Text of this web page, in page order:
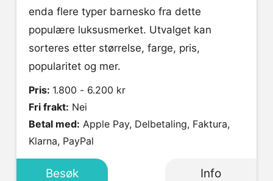
enda flere typer barnesko fra dette
populære luksusmerket. Utvalget kan
sorteres etter størrelse, farge, pris,
popularitet og mer.
Pris: 1.800 - 6.200 kr
Fri frakt: Nei
Betal med:
Klarna, PayPal
Besøk Info